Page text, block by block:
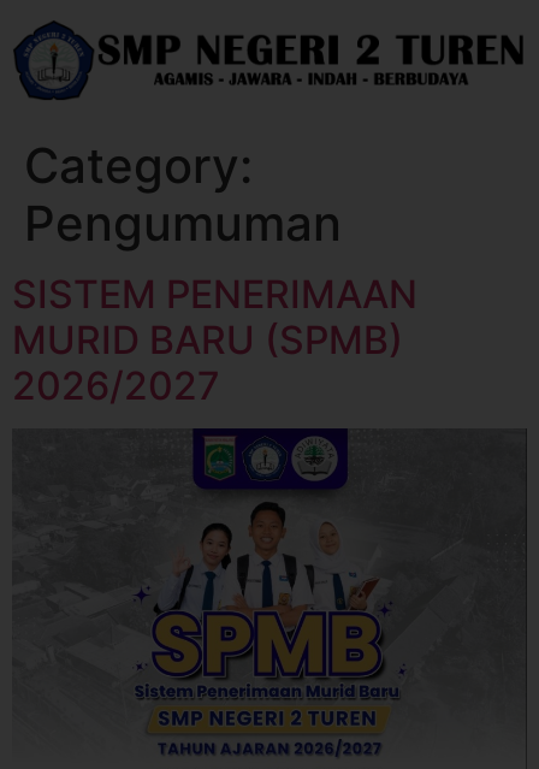
Category:
Pengumuman
SISTEM PENERIMAAN
MURID BARU (SPMB)
2026/2027